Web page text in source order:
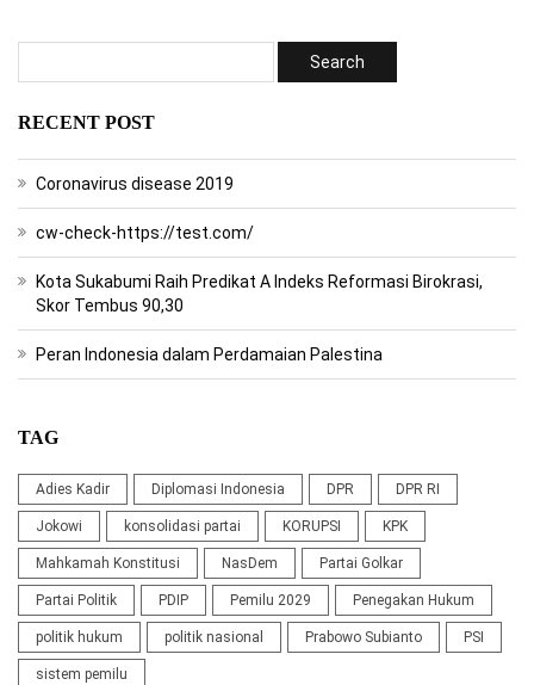
RECENT POST
Coronavirus disease 2019
cw-check-https://test.com/
Kota Sukabumi Raih Predikat A Indeks Reformasi Birokrasi,
Skor Tembus 90,30
Peran Indonesia dalam Perdamaian Palestina
TAG
Adies Kadir Diplomasi Indonesia DPR DPR RI
Jokowi konsolidasi partai KORUPSI KPK
Mahkamah Konstitusi NasDem Partai Golkar
Partai Politik PDIP Pemilu 2029 Penegakan Hukum
politik hukum politik nasional Prabowo Subianto PSI
sistem pemilu